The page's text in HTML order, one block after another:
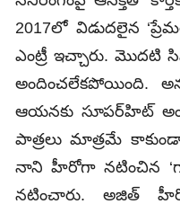
2017లో విడుదలైన
ఎంట్రీ ఇచ్చారు. మొదటి
అందించలేకపోయింది.
ఆయనకు సూపర్‌హిట్‌
పాత్రలు మాత్రమే
నాని హీరోగా నటించిన
నటించారు. అజిత్‌